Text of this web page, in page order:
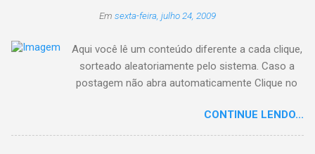
Em sexta-feira, julho 24, 2009
Aqui você lê um conteúdo diferente a cada clique,
sorteado aleatoriamente pelo sistema. Caso a
postagem não abra automaticamente Clique no
CONTINUE LENDO...